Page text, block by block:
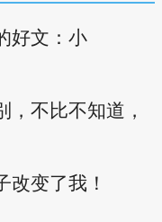
好文：小
，不比不知道，
改变了我！